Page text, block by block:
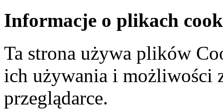
Informacje o plikach
Ta strona używa plików
ich używania i możliwości
przeglądarce.